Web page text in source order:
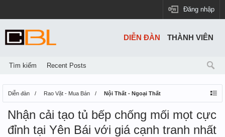
Đăng nhập
Diễn đàn Rao Vặt - Mua Bán Nội Thất - Ngoại Thất
Nhận cải tạo tủ bếp chống mối mọt cực
đỉnh tại Yên Bái với giá cạnh tranh nhất
DIỄN ĐÀN
Tìm kiếm Recent Posts
THÀNH VIÊN